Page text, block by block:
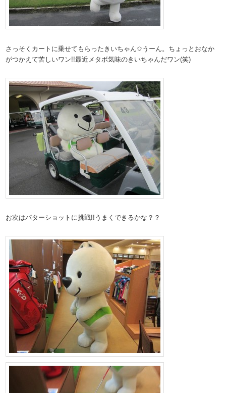
さっそくカートに乗せてもらったきいちゃん✩うーん。ちょっとおなか
がつかえて苦しいワン!!最近メタボ気味のきいちゃんだワン(笑)
お次はパターショットに挑戦!!うまくできるかな？？